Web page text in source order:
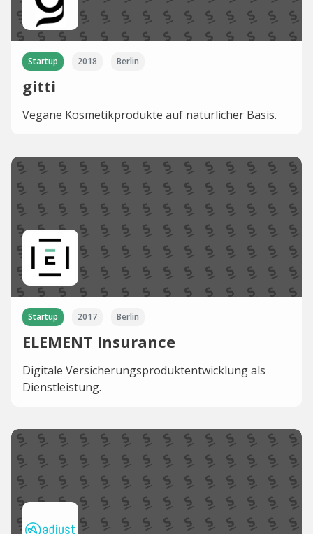
Startup 2018 Berlin
gitti
Vegane Kosmetikprodukte auf natürlicher Basis.
Startup 2017 Berlin
ELEMENT Insurance
Digitale Versicherungsproduktentwicklung als
Dienstleistung.